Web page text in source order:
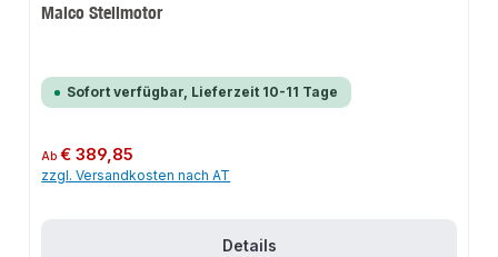
Maico Stellmotor
Sofort verfügbar, Lieferzeit 10-11 Tage
Regulärer Preis:
Ab€ 389,85
zzgl. Versandkosten nach AT
Details